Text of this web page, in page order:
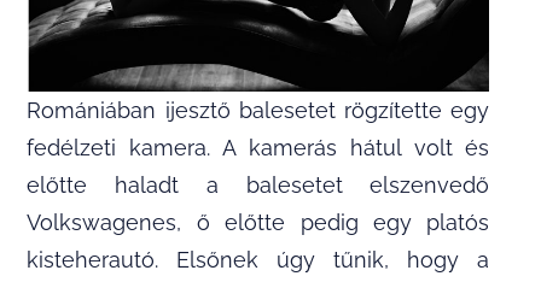
Romániában ijesztő balesetet rögzítette egy
fedélzeti kamera. A kamerás hátul volt és
előtte haladt a balesetet elszenvedő
Volkswagenes, ő előtte pedig egy platós
kisteherautó. Elsőnek úgy tűnik, hogy a